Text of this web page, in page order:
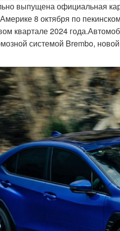
выпущена официальная
8 октября по
квартале 2024
системой Brembo,